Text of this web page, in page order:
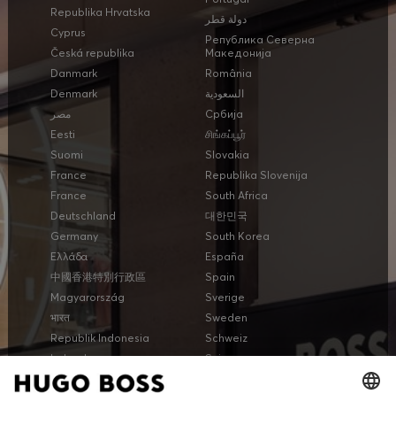
Republika Hrvatska
Cyprus
Česká republika
Danmark
Denmark
مصر
Eesti
Suomi
France
France
Deutschland
Germany
Ελλάδα
中國香港特別行政區
Magyarország
भारत
Republik Indonesia
Ireland
יִשְׂרָאֵל
دولة قطر
Република Северна
Македонија
România
السعودية
Србија
சிங்கப்பூர்
Slovakia
Republika Slovenija
South Africa
대한민국
South Korea
España
Spain
Sverige
Sweden
Schweiz
Suisse